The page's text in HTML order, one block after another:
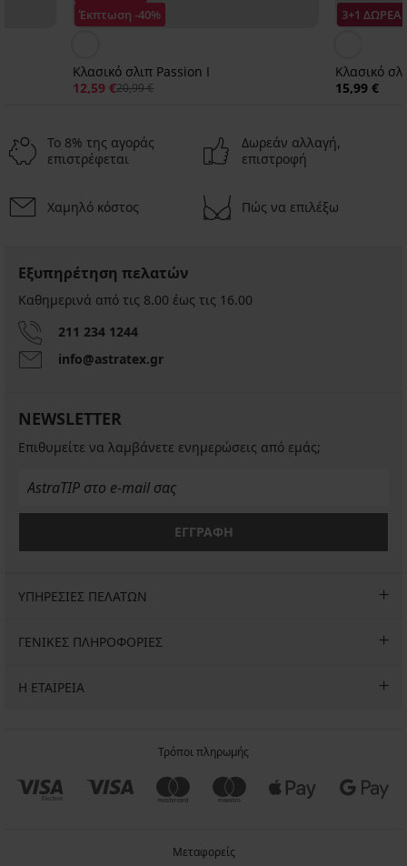
Έκπτωση -40%
Κλασικό σλιπ Passion Ι
12,59 €20,99 €
3+1
Κλασικό
15,99 €
3+1 ΔΩΡΕΑΝ
Συσκευασία
τεμαχίων
κλασικό
14,99
προσφορά
ΔΩΡΕΑΝ
3+1 ΔΩΡΕΑΝ
Κλασικό
σλιπ
Vicky
με
€
προσφορά
Σλιπ
Leslie
6,15
€
Σλιπ
Chic
11,19
€
13,99
Το 8% της αγοράς
επιστρέφεται
Δωρεάν αλλαγή,
επιστροφή
Χαμηλό κόστος Πώς να επιλέξω
Εξυπηρέτηση πελατών
Καθημερινά από τις 8.00 έως τις 16.00
211 234 1244
info@astratex.gr
NEWSLETTER
Επιθυμείτε να λαμβάνετε ενημερώσεις από εμάς;
ΕΓΓΡΑΦΗ
ΥΠΗΡΕΣΙΕΣ ΠΕΛΑΤΩΝ
ΓΕΝΙΚΕΣ ΠΛΗΡΟΦΟΡΙΕΣ
Η ΕΤΑΙΡΕΙΑ
Τρόποι πληρωμής
Μεταφορείς